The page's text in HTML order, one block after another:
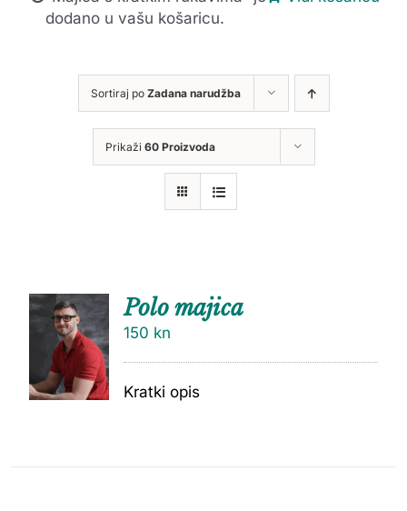
dodano u vašu košaricu.
Sortiraj po Zadana narudžba
Prikaži 60 Proizvoda
DODAJ
U
KOŠARI
Polo majica
150 kn
Kratki opis